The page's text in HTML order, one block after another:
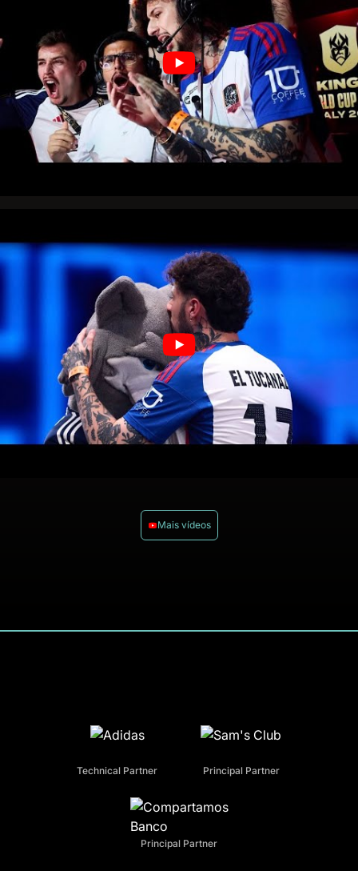
Mais vídeos
Technical Partner Principal Partner
Principal Partner